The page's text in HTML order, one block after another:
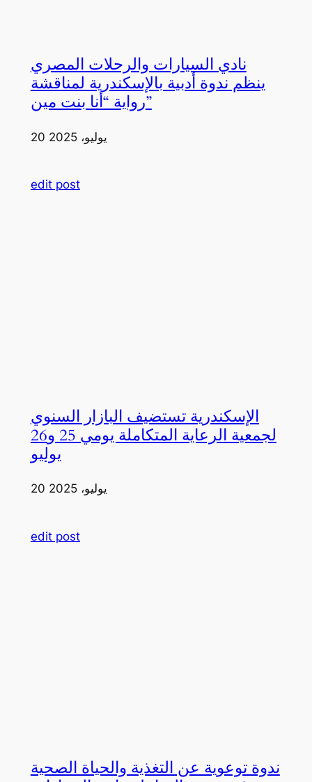
نادي السيارات والرحلات المصري
ينظم ندوة أدبية بالإسكندرية لمناقشة
رواية “أنا بنت مين”
20 يوليو، 2025
edit post
الإسكندرية تستضيف البازار السنوي
لجمعية الرعاية المتكاملة يومي 25 و26
يوليو
20 يوليو، 2025
edit post
ندوة توعوية عن التغذية والحياة الصحية